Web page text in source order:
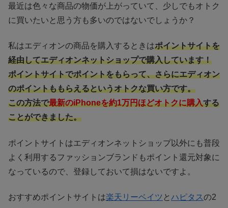
最近は色々な商品の物価が上がっていて、少しでもオトク
に買いたいと思う方も多いのではないでしょうか？
私はエディオンの商品を購入するときはポイントサイトを
経由してエディオンネットショップで購入しています！
ポイントサイトでポイントをもらって、さらにエディオン
のポイントももらえるというオトクな買い方です。
この方法で最新のiPhoneを約1万円ほどオトクに購入する
ことができました。
ポイントサイトはエディオンネットショップ以外にも普段
よく利用するファッションブランドもポイント還元対象に
なっているので、登録しておいて損はないですよ。
おすすめポイントサイトは楽天リーベイツ と ハピタスの2